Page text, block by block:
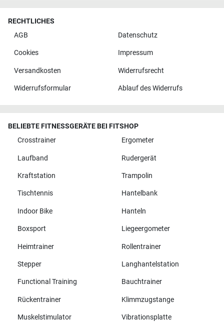
RECHTLICHES
AGB
Datenschutz
Cookies Impressum
Versandkosten Widerrufsrecht
Widerrufsformular Ablauf des Widerrufs
BELIEBTE FITNESSGERÄTE BEI FITSHOP
Crosstrainer
Ergometer
Laufband Rudergerät
Kraftstation Trampolin
Tischtennis Hantelbank
Indoor Bike Hanteln
Boxsport Liegeergometer
Heimtrainer Rollentrainer
Stepper Langhantelstation
Functional Training Bauchtrainer
Rückentrainer Klimmzugstange
Muskelstimulator Vibrationsplatte